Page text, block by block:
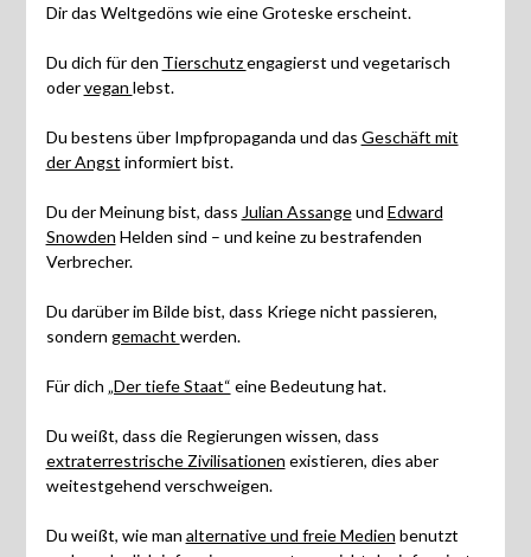
Dir das Weltgedöns wie eine Groteske erscheint.
Du dich für den Tierschutzengagierst und vegetarisch
odervegan lebst.
Du bestens über Impfpropaganda und das Geschäft mit
der Angst informiert bist.
Du der Meinung bist, dass Julian Assangeund Edward
Snowden Helden sind – und keine zu bestrafenden
Verbrecher.
Du darüber im Bilde bist, dass Kriege nicht passieren,
sondern gemacht werden.
Für dich „Der tiefe Staat“ eine Bedeutung hat.
Du weißt, dass die Regierungen wissen, dass
extraterrestrische Zivilisationen existieren, dies aber
weitestgehend verschweigen.
Du weißt, wie man alternative und freie Medien benutzt